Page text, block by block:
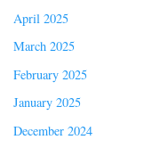
April 2025
March 2025
February 2025
January 2025
December 2024